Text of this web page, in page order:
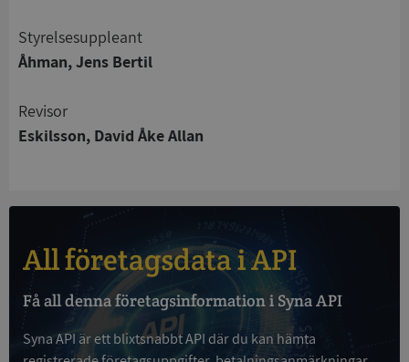
Styrelsesuppleant
Åhman, Jens Bertil
Revisor
Eskilsson, David Åke Allan
All företagsdata i API
Få all denna företagsinformation i Syna API
Syna API är ett blixtsnabbt API där du kan hämta
Strikt nödvändigt
Strikt nödvändiga kakor tillåter
kärnwebbplatsfunktioner som användarinloggning
Namn
Leverantör/
__RequestVerificationToken
Microsoft
Corporation
de.syna.se